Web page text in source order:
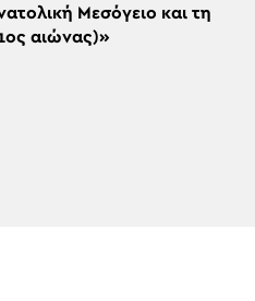
Μεσόγειο και τη
αιώνας)»